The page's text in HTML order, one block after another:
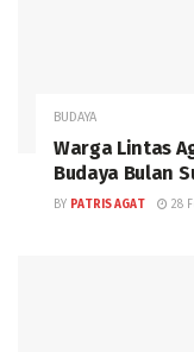
BUDAYA
Warga Lintas
Budaya Bulan
BY PATRIS AGAT 28